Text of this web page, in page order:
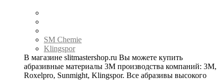
SM Chemie
Klingspor
В магазине slitmastershop.ru Вы можете купить
абразивные материалы 3М производства компаний: 3М,
Roxelpro, Sunmight, Klingspor. Все абразивы высокого